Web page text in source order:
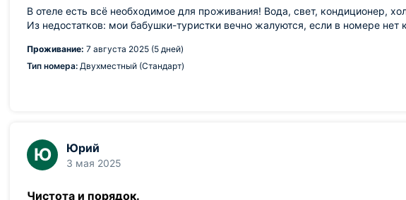
В отеле есть всё необходимое для проживания! Вода, свет, кондиционер,
Из недостатков: мои бабушки-туристки вечно жалуются, если в номере нет
Проживание: 7 августа 2025 (5 дней)
Тип номера: Двухместный (Стандарт)
Ю Юрий
3 мая 2025
Чистота и порядок.